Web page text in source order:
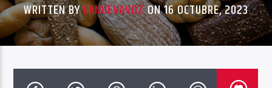
WRITTEN BYLANUEVAVOZON 16 OCTUBRE, 2023